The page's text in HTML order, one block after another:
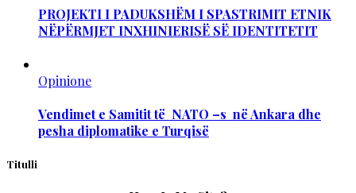
PROJEKTI I PADUKSHËM I SPASTRIMIT ETNIK
NËPËRMJET INXHINIERISË SË IDENTITETIT
Opinione
Vendimet e Samitit të NATO –s në Ankara dhe
pesha diplomatike e Turqisë
Titulli